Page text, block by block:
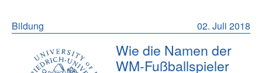
02. Juli 2018
Bildung
Wie die Namen der
WM-Fußballspieler